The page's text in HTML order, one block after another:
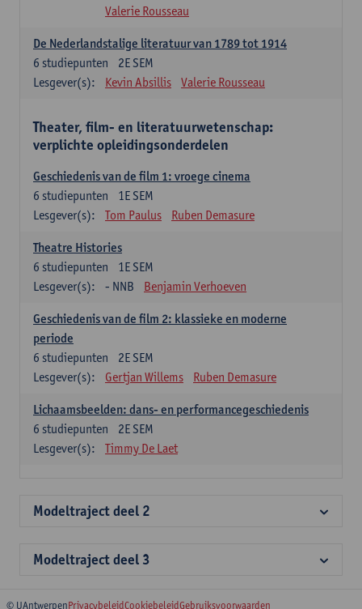
Valerie Rousseau
De Nederlandstalige literatuur van 1789 tot 1914
2E SEM
6 studiepunten
Lesgever(s):
Kevin Absillis Valerie Rousseau
Theater, film- en literatuurwetenschap:
verplichte opleidingsonderdelen
Geschiedenis van de film 1: vroege cinema
1E SEM
6 studiepunten
Lesgever(s):
Tom Paulus Ruben Demasure
Theatre Histories
1E SEM
6 studiepunten
Lesgever(s):
- NNB Benjamin Verhoeven
Geschiedenis van de film 2: klassieke en moderne
periode
2E SEM
6 studiepunten
Lesgever(s):
Gertjan Willems Ruben Demasure
Lichaamsbeelden: dans- en performancegeschiedenis
2E SEM
6 studiepunten
Lesgever(s):
Timmy De Laet
Modeltraject deel 2
Modeltraject deel 3
© UAntwerpenPrivacybeleidCookiebeleidGebruiksvoorwaarden